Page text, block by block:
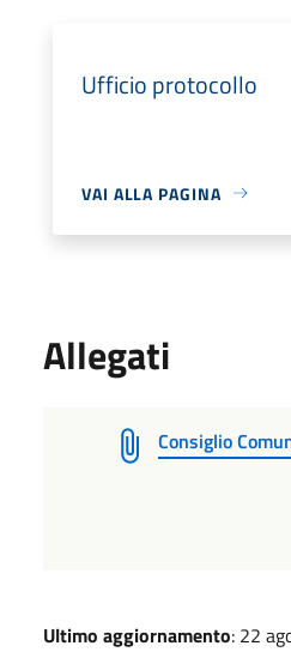
Ufficio protocollo
VAI ALLA PAGINA
Allegati
Consiglio
Ultimo aggiornamento: 22